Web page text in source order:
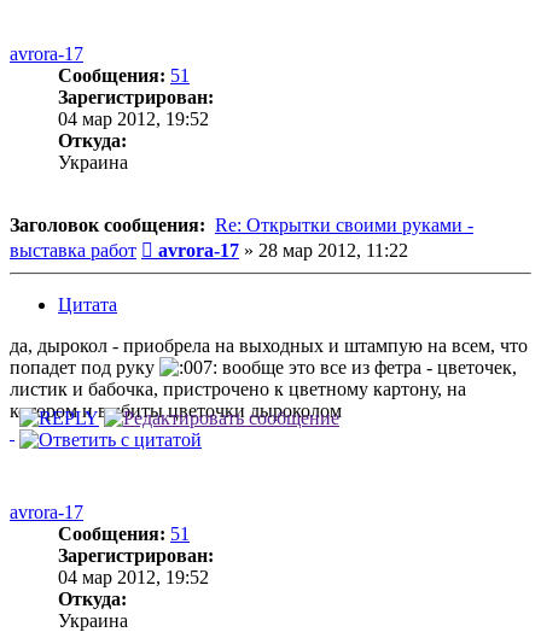
avrora-17
Сообщения: 51
Зарегистрирован:
04 мар 2012, 19:52
Откуда:
Украина
Заголовок сообщения: Re: Открытки своими руками -
выставка работ
Сообщение
avrora-17 » 28 мар 2012, 11:22
Цитата
да, дырокол - приобрела на выходных и штампую на всем, что
попадет под руку
вообще это все из фетра - цветочек,
листик и бабочка, пристрочено к цветному картону, на
котором и выбиты цветочки дыроколом
avrora-17
Сообщения: 51
Зарегистрирован:
04 мар 2012, 19:52
Откуда:
Украина